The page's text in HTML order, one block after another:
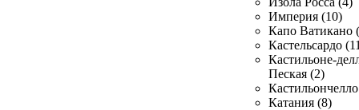
Империя (10)
Капо Ватикано
Кастельсардо
Кастильоне-
Пеская (2)
Катания (8)